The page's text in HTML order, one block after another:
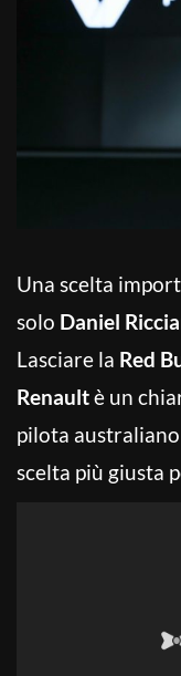
Una scelta
solo Daniel
Lasciare la Red
Renaultè un
pilota
scelta più giusta